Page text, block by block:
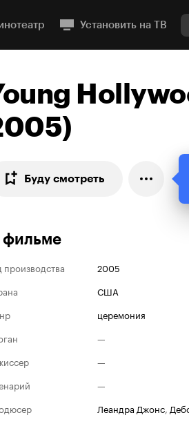
Установить на ТВ
Буду смотреть
производства
2005
США
церемония
—
—
—
Леандра Джонс,